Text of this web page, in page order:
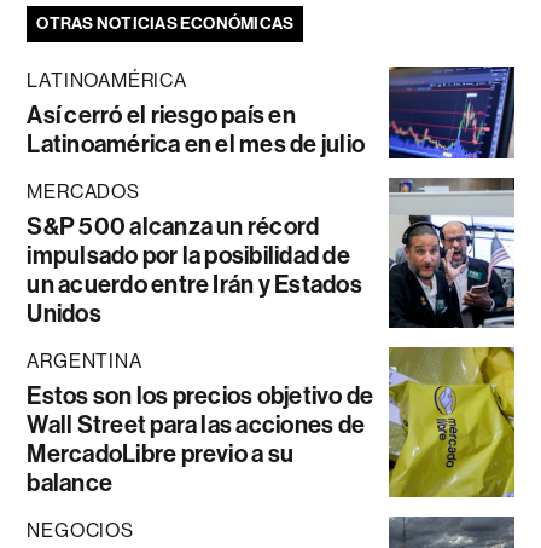
OTRAS NOTICIAS ECONÓMICAS
LATINOAMÉRICA
Así cerró el riesgo país en
Latinoamérica en el mes de julio
MERCADOS
S&P 500 alcanza un récord
impulsado por la posibilidad de
un acuerdo entre Irán y Estados
Unidos
ARGENTINA
Estos son los precios objetivo de
Wall Street para las acciones de
MercadoLibre previo a su
balance
NEGOCIOS